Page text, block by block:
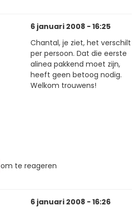
6 januari 2008 - 16:25
Chantal, je ziet, het verschilt
per persoon. Dat die eerste
alinea pakkend moet zijn,
heeft geen betoog nodig.
Welkom trouwens!
om te reageren
6 januari 2008 - 16:26